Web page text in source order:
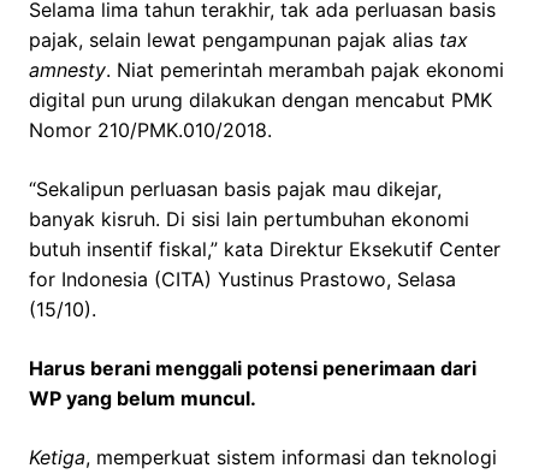
Selama lima tahun terakhir, tak ada perluasan basis
pajak, selain lewat pengampunan pajak alias tax
amnesty. Niat pemerintah merambah pajak ekonomi
digital pun urung dilakukan dengan mencabut PMK
Nomor 210/PMK.010/2018.
“Sekalipun perluasan basis pajak mau dikejar,
banyak kisruh. Di sisi lain pertumbuhan ekonomi
butuh insentif fiskal,” kata Direktur Eksekutif Center
for Indonesia (CITA) Yustinus Prastowo, Selasa
(15/10).
Harus berani menggali potensi penerimaan dari
WP yang belum muncul.
Ketiga, memperkuat sistem informasi dan teknologi